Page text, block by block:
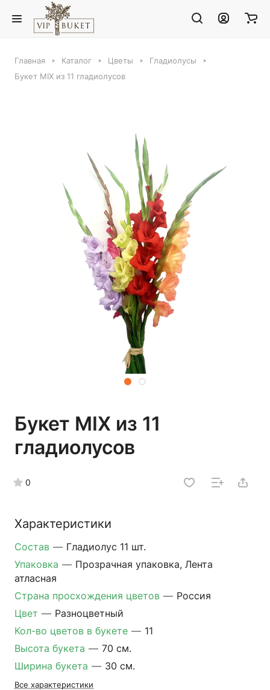
Главная Каталог Цветы
Гладиолусы
Букет MIX из 11 гладиолусов
Букет MIX из 11
гладиолусов
0
Характеристики
Состав — Гладиолус 11 шт.
Упаковка — Прозрачная упаковка, Лента
атласная
Страна просхождения цветов — Россия
Цвет — Разноцветный
Кол-во цветов в букете — 11
Высота букета — 70 см.
Ширина букета — 30 см.
Все характеристики